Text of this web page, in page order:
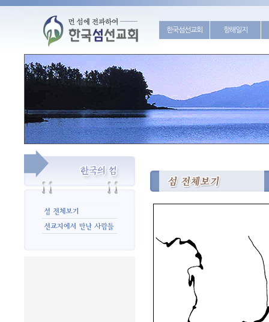
한국섬선교회 항해일지